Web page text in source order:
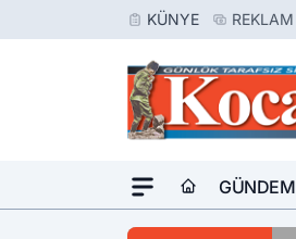
KÜNYE REKLAM
GÜNDEM